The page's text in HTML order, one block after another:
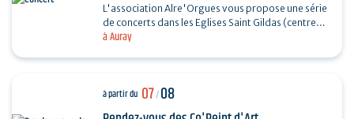
à Auray
L'association Alre'Orgues vous propose une série
de concerts dans les Eglises Saint Gildas (centre-
à partir du 07/08